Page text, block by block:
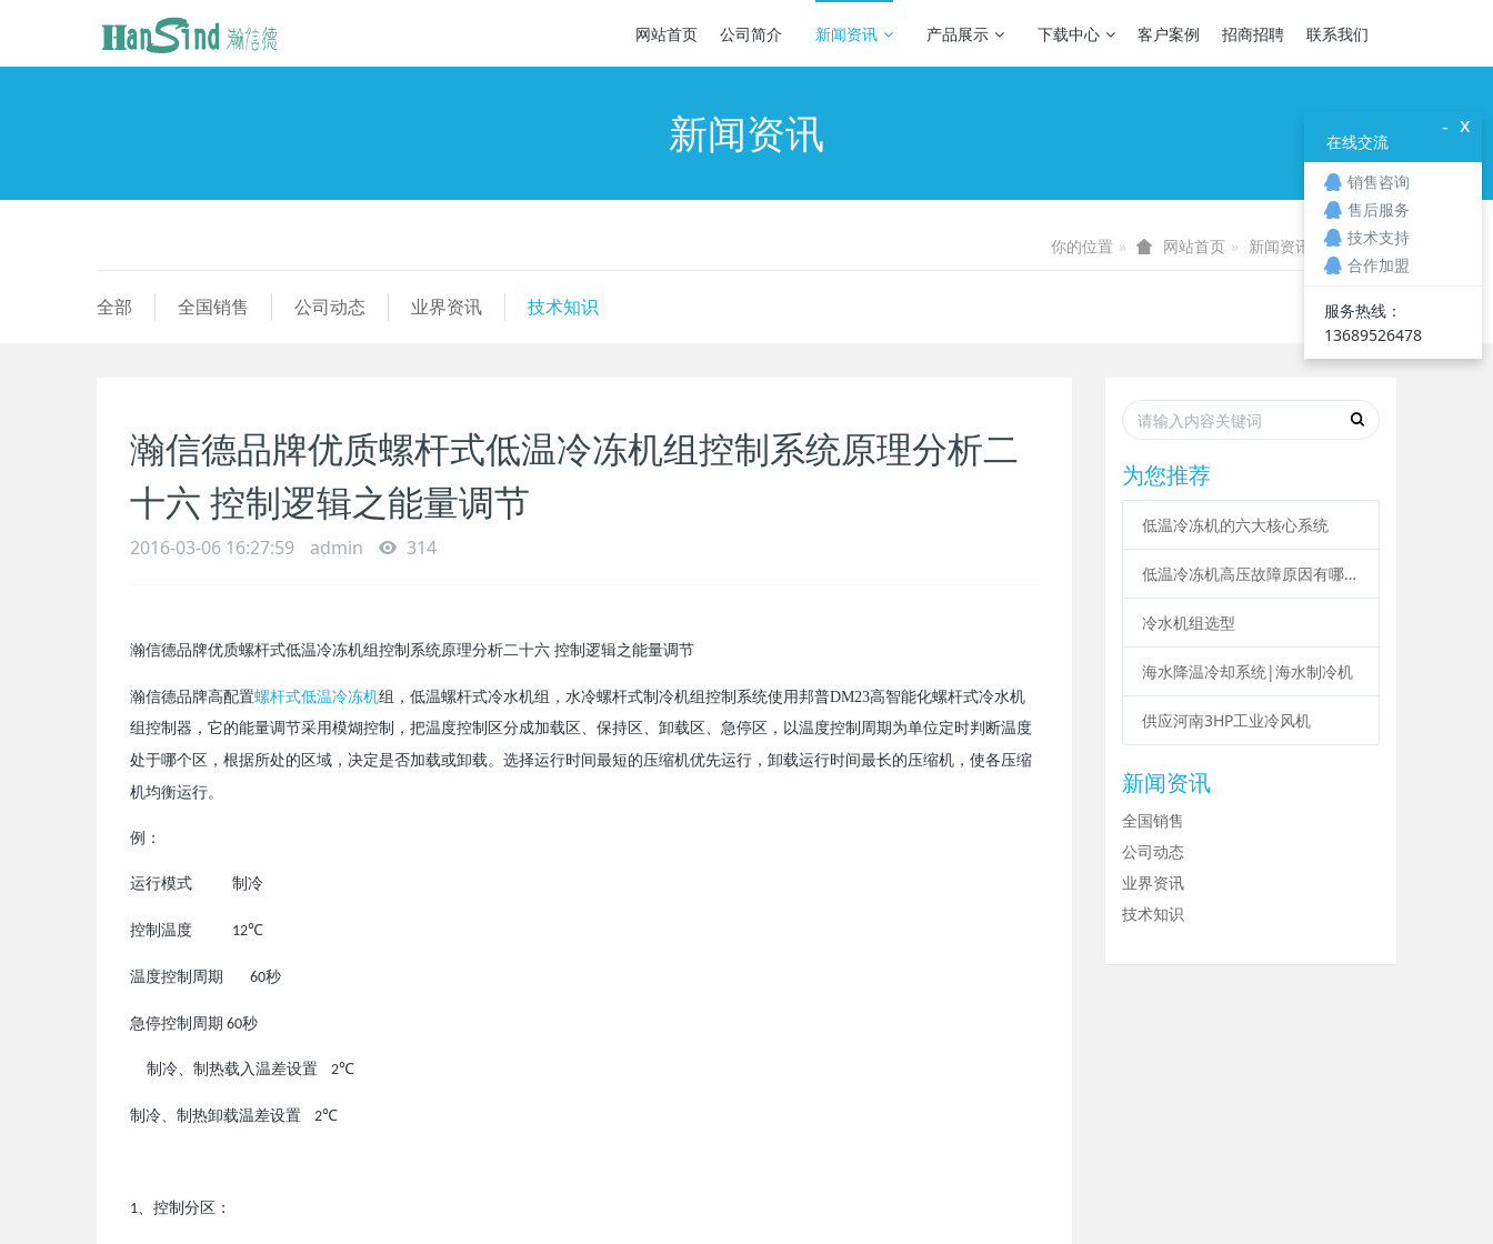
网站首页 公司简介 新闻资讯 产品展示 下载中心 客户案例 招商招聘 联系我们
新闻资讯
你的位置 网站首页 新闻资讯 技术知识
全部 全国销售 公司动态 业界资讯 技术知识
瀚信德品牌优质螺杆式低温冷冻机组控制系统原理分析二
十六 控制逻辑之能量调节
2016-03-06 16:27:59 admin 314
瀚信德品牌优质螺杆式低温冷冻机组控制系统原理分析二十六 控制逻辑之能量调节
瀚信德品牌高配置螺杆式低温冷冻机组 ，低温螺杆式冷水机组，水冷螺杆式制冷机组控制系统使用邦普DM23高智能化螺杆式冷水机
组控制器，它的能量调节采用模煳控制，把温 度控制 区分成加载区 、保持 区 、卸载区 、急停 区 ，以温 度控制周期为单位定时判 断温 度
处于哪个区 ，根据所处的 区域， 决定是否加载或卸载。 选择运行时间最短的压缩机优先运行，卸载运行时间最长的压缩机，使各压缩
机均衡运行。
例：
运行模式 制冷
控制 温 度 12℃
温 度控制周期 60秒
急停控制周期 60秒
制冷、制 热载入温差设置 2℃
制冷、制 热卸载温差设置 2℃
1 、控制分 区 ：
为您推荐
低温冷冻机的六大核心系统
低温冷冻机高压故障原因有哪些？
冷水机组选型
海水降温冷却系统|海水制冷机
供应河南3HP工业冷风机
新闻资讯
全国销售
公司动态
业界资讯
技术知识
x
-
在线交流
销售咨询
售后服务
技术支持
合作加盟
服务热线：
13689526478